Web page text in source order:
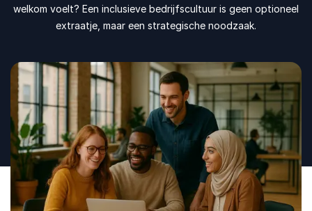
welkom voelt? Een inclusieve bedrijfscultuur is geen optioneel
extraatje, maar een strategische noodzaak.